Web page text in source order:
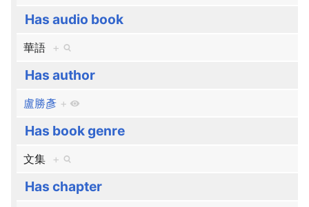
Has audio book
華語 +
Has author
盧勝彥 +
Has book genre
文集 +
Has chapter